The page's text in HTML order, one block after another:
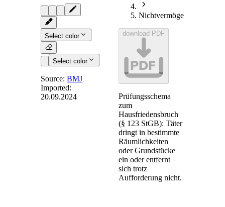
Select color
Select color
§ 123-
Hausfriedensbruch
Source:BMJ
Imported:
20.09.2024
Nichtvermögensdelikte
download PDF
PDF
Prüfungsschema
zum
Hausfriedensbruch
(§ 123 StGB): Täter
dringt in bestimmte
Räumlichkeiten
oder Grundstücke
ein oder entfernt
sich trotz
Aufforderung nicht.